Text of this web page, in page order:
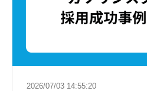
2026/07/03 14:55:20